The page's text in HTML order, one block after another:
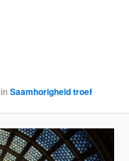
inSaamhorigheid troef